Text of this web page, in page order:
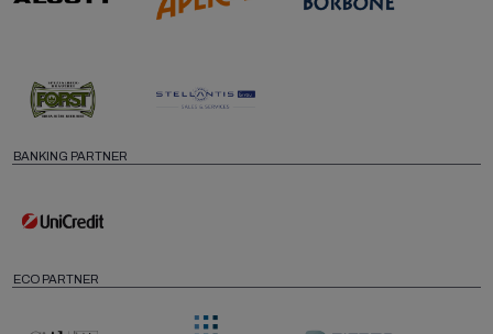
BANKING PARTNER
ECO PARTNER